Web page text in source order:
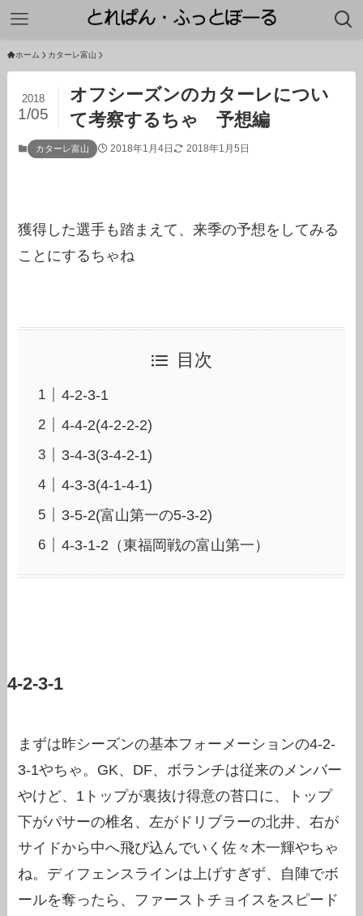
ホーム カターレ富山
オフシーズンのカターレについ
て考察するちゃ 予想編
2018
1/05
カターレ富山 2018年1月4日 2018年1月5日
獲得した選手も踏まえて、来季の予想をしてみる
ことにするちゃね
目次
4-2-3-1
4-4-2(4-2-2-2)
3-4-3(3-4-2-1)
4-3-3(4-1-4-1)
3-5-2(富山第一の5-3-2)
4-3-1-2（東福岡戦の富山第一）
4-2-3-1
まずは昨シーズンの基本フォーメーションの4-2-
3-1やちゃ。GK、DF、ボランチは従来のメンバー
やけど、1トップが裏抜け得意の苔口に、トップ
下がパサーの椎名、左がドリブラーの北井、右が
サイドから中へ飛び込んでいく佐々木一輝やちゃ
ね。ディフェンスラインは上げすぎず、自陣でボ
ールを奪ったら、ファーストチョイスをスピード